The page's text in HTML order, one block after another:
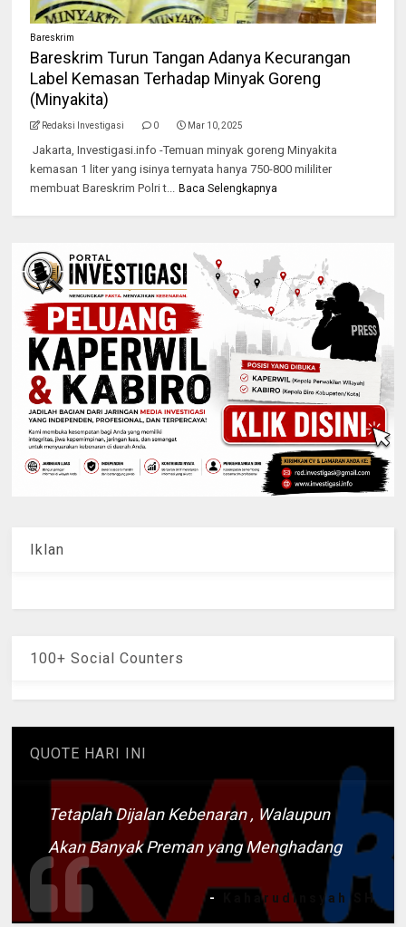
Bareskrim
Bareskrim Turun Tangan Adanya Kecurangan
Label Kemasan Terhadap Minyak Goreng
(Minyakita)
Redaksi Investigasi 0 Mar 10, 2025
Jakarta, Investigasi.info -Temuan minyak goreng Minyakita
kemasan 1 liter yang isinya ternyata hanya 750-800 mililiter
membuat Bareskrim Polri t...
Baca Selengkapnya
Iklan
100+ Social Counters
QUOTE HARI INI
Tetaplah Dijalan Kebenaran , Walaupun
Akan Banyak Preman yang Menghadang
- Kaharudinsyah SH